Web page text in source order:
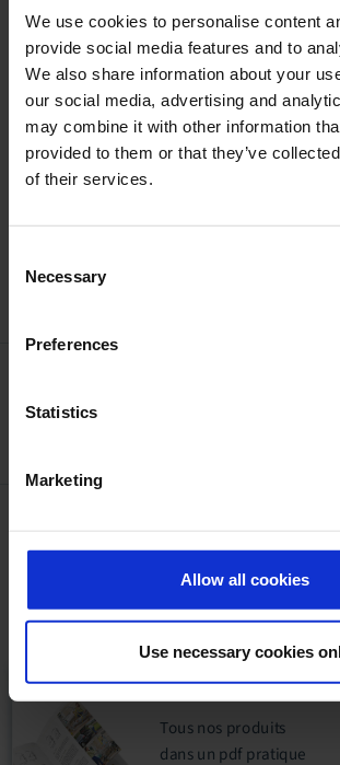
We use cookies to personalise content
provide social media features and to
We also share information about your
our social media, advertising and
may combine it with other information
provided to them or that they’ve
of their services.
Selection
Necessary
Preferences
Statistics
Marketing
Allow all cookies
Use necessary cookies
Tous nos produits
dans un pdf pratique